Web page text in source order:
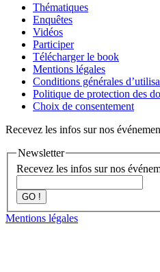
Thématiques
Enquêtes
Vidéos
Participer
Télécharger le book
Mentions légales
Conditions générales
Politique de protection des
Choix de consentement
Recevez les infos sur nos
Newsletter
Recevez les infos sur nos
GO !
Mentions légales